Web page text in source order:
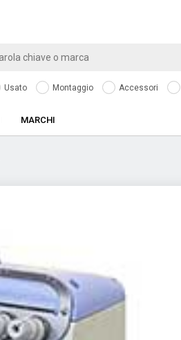
Usato Montaggio Accessori
MARCHI